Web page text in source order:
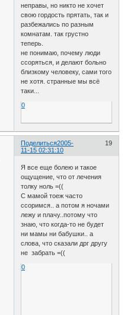
неправы, но никто не хочет
свою гордость прятать, так и
разбежались по разным
комнатам. так грустно
теперь.
не понимаю, почему люди
ссоряться, и делают больно
близкому человеку, сами того
не хотя. странные мы всё
таки...
0
Поделиться 19
2005-
11-15 02:31:10
Я все еще болею и такое
ощущение, что от лечения
толку ноль =((
С мамой тоеж часто
ссоримся.. а потом я ночами
лежу и плачу..потому что
знаю, что когда-то не будет
ни мамы ни бабушки.. а
слова, что сказали дрг другу
не забрать =((
0